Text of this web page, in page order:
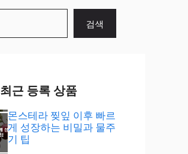
검색
최근 등록 상품
몬스테라 찢잎 이후 빠르
게 성장하는 비밀과 물주
기 팁